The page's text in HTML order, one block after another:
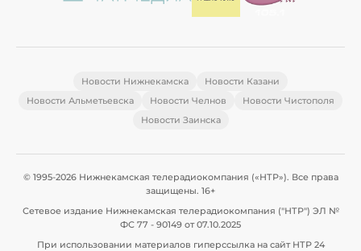
Новости Нижнекамска
Новости Казани
Новости Альметьевска
Новости Челнов
Новости Чистополя
Новости Заинска
© 1995-2026 Нижнекамская телерадиокомпания («НТР»). Все права
защищены. 16+
Сетевое издание Нижнекамская телерадиокомпания ("НТР") ЭЛ №
ФС 77 - 90149 от 07.10.2025
При использовании материалов гиперссылка на сайт НТР 24